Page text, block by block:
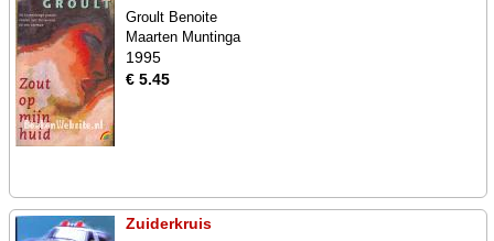
Groult Benoite
Maarten Muntinga
1995
€ 5.45
Zuiderkruis